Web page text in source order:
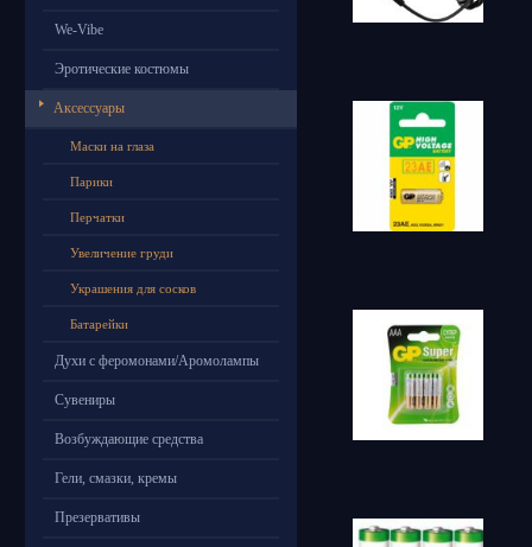
We-Vibe
Эротические костюмы
Аксессуары
Маски на глаза
Парики
Перчатки
Увеличение груди
Украшения для сосков
Батарейки
Духи с феромонами/Аромолампы
Сувениры
Возбуждающие средства
Гели, смазки, кремы
Презервативы